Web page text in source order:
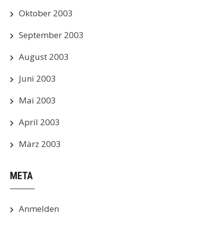
Oktober 2003
September 2003
August 2003
Juni 2003
Mai 2003
April 2003
März 2003
META
Anmelden